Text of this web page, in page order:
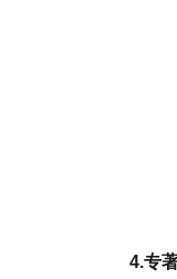
4.专